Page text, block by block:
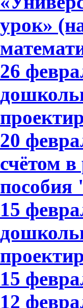
урок»
26
20
счётом
15
15
12